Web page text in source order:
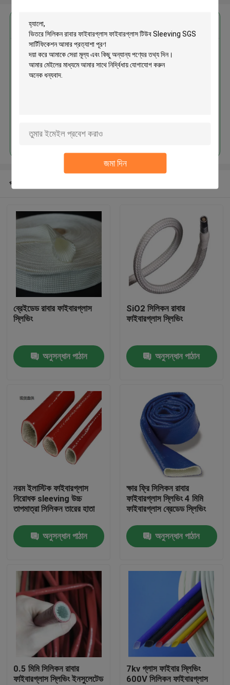
জমা দিন
পণ্য
আমাদের সম্পর্কে
কারখানা ভ্রমণ
মান নিয়ন্ত্রণ
যোগাযোগ করুন
উদ্ধৃতির জন্য আবেদন
নমনীয় পিভিসি টিউবিং
তাপ সঙ্কুচিত নল
ঢেউখেলান নমনীয় টিউবিং
ভিতরে সিলিকন রাবার ফাইবারগ্লাস
ফাইবারগ্লাস টিউব Sleeving SGS
চালিয়ে
প্রস্তাবিত পণ্য
ব্রেইডেড রাবার ফাইবারগ্লাস
স্লিভিং
অনুসন্ধান পাঠান
SiO2 সিলিকন রাবার
ফাইবারগ্লাস স্লিভিং
অনুসন্ধান পাঠান
নরম ইলাস্টিক ফাইবারগ্লাস
নিরোধক sleeving উচ্চ
তাপমাত্রা সিলিকন তারের হাতা
অনুসন্ধান পাঠান
ক্ষার ফ্রি সিলিকন রাবার
ফাইবারগ্লাস স্লিভিং 4 মিমি
ফাইবারগ্লাস ব্রেডেড স্লিভিং
অনুসন্ধান পাঠান
0.5 মিমি সিলিকন রাবার
ফাইবারগ্লাস স্লিভিং ইনসুলেটেড
7kv গ্লাস ফাইবার স্লিভিং
600V সিলিকন ফাইবারগ্লাস